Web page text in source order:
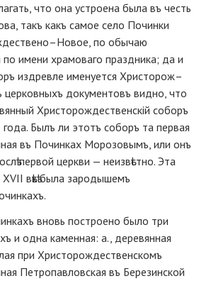
что она устроена была въ честь
такъ какъ самое село Починки
по обычаю
по имени храмоваго праздника; да и
издревле именуется Христорож–
церковныхъ документовъ видно, что
Христорождественскій соборъ
года. Былъ ли этотъ соборъ та первая
въ Починках Морозовымъ, или онъ
первой церкви — неизвѣстно. Эта
вѣкѣ была зародышемъ
вновь построено было три
и одна каменная: а., деревянная
при Христорождественскомъ
Петропавловская въ Березинской